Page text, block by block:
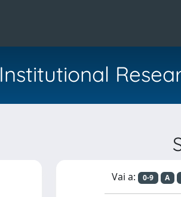
Institutional
Vai a: 0-9 A